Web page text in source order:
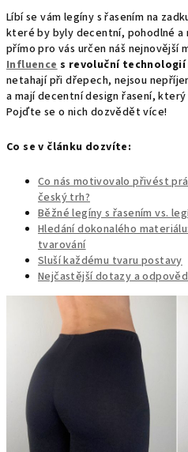
Líbí se vám legíny s řasením na
které by byly decentní, pohodlné a
přímo pro vás určen náš nejnovější
Influences revoluční
netahají při dřepech, nejsou
a mají decentní design řasení,
Pojďte se o nich dozvědět více!
Co se v článku dozvíte:
Co nás motivovalo přivést
český trh?
Běžné legíny s řasením vs.
Hledání dokonalého
tvarování
Sluší každému tvaru postavy
Nejčastější dotazy a